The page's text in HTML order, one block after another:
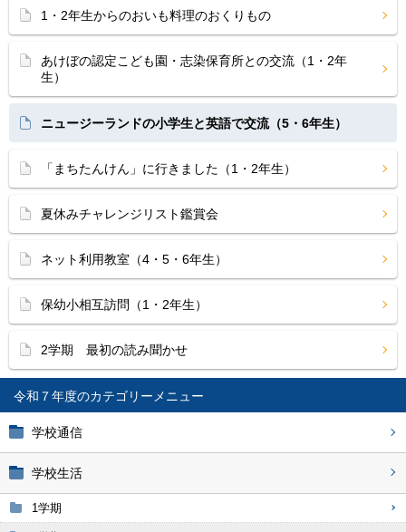
令和７年度
学校通信
学校生活
1学期
1・2年生からのおいも料理のおくりもの
あけぼの認定こども園・志染保育所との交流（1・2年
生）
ニュージーランドの小学生と英語で交流（5・6年生）
「まちたんけん」に行きました（1・2年生）
夏休みチャレンジリスト鑑賞会
ネット利用教室（4・5・6年生）
保幼小相互訪問（1・2年生）
2学期 最初の読み聞かせ